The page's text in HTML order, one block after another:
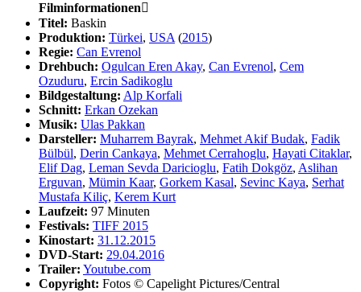
Filminformationen
Titel: Baskin
Produktion: Türkei, USA (2015)
Regie: Can Evrenol
Drehbuch: Ogulcan Eren Akay, Can Evrenol, Cem
Ozuduru, Ercin Sadikoglu
Bildgestaltung: Alp Korfali
Schnitt: Erkan Ozekan
Musik: Ulas Pakkan
Darsteller: Muharrem Bayrak, Mehmet Akif Budak, Fadik
Bülbül, Derin Cankaya, Mehmet Cerrahoglu, Hayati Citaklar,
Elif Dag, Leman Sevda Daricioglu, Fatih Dokgöz, Aslihan
Erguvan, Mümin Kaar, Gorkem Kasal, Sevinc Kaya, Serhat
Mustafa Kiliç, Kerem Kurt
Laufzeit: 97 Minuten
Festivals: TIFF 2015
Kinostart: 31.12.2015
DVD-Start: 29.04.2016
Trailer: Youtube.com
Copyright: Fotos © Capelight Pictures/Central